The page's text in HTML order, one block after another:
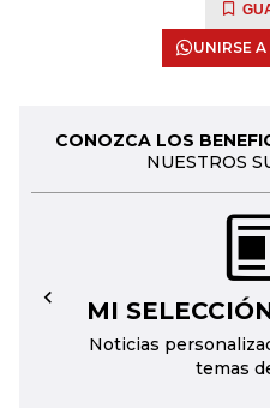
UNIRSE
CONOZCA LOS
NUESTROS
MI
Noticias
temas
←